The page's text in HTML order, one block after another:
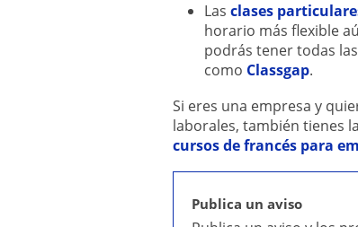
Lasclases
horario más flexible
podrás tener todas
como Classgap.
Si eres una empresa y
laborales, también tienes
cursos de francés para
Publica un aviso